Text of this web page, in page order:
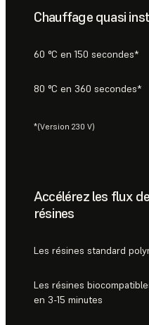
Chauffage quasi
60 °C en 150 secondes*
80 °C en 360 secondes*
*(Version 230 V)
Accélérez les flux
résines
Les résines standard
Les résines
en 3-15 minutes